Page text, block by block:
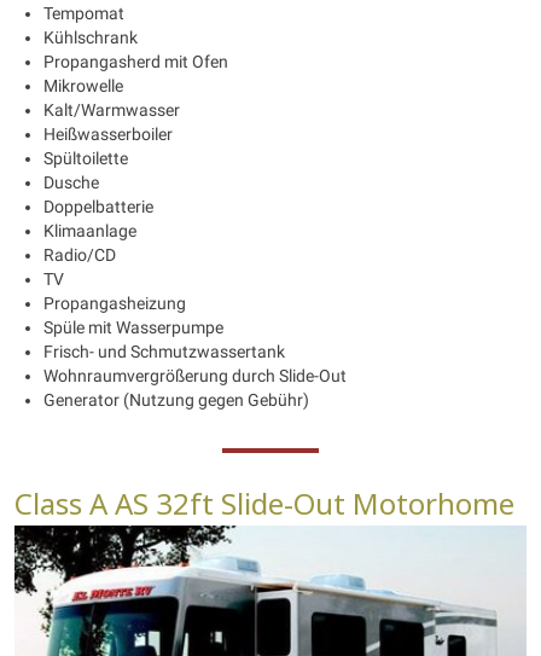
Tempomat
Kühlschrank
Propangasherd mit Ofen
Mikrowelle
Kalt/Warmwasser
Heißwasserboiler
Spültoilette
Dusche
Doppelbatterie
Klimaanlage
Radio/CD
TV
Propangasheizung
Spüle mit Wasserpumpe
Frisch- und Schmutzwassertank
Wohnraumvergrößerung durch Slide-Out
Generator (Nutzung gegen Gebühr)
Class A AS 32ft Slide-Out Motorhome